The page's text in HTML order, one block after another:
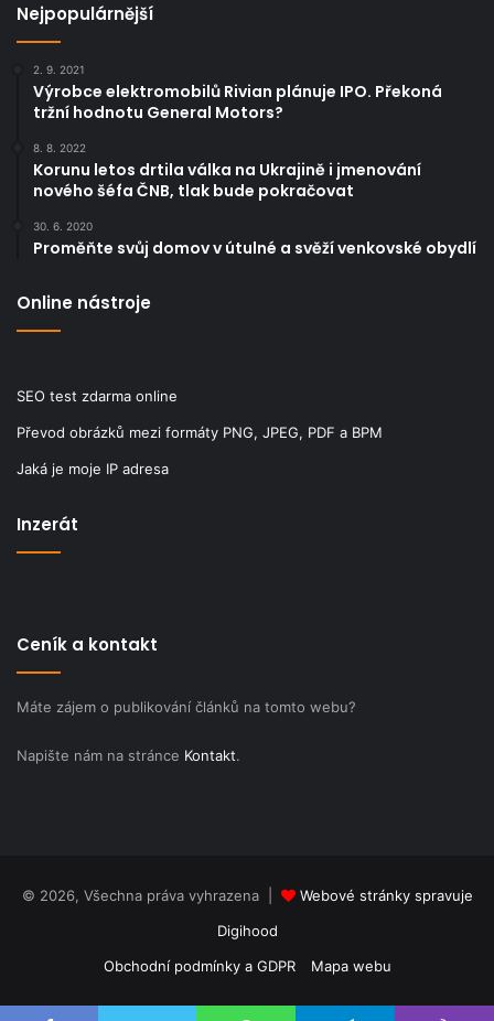
Nejpopulárnější
2. 9. 2021
Výrobce elektromobilů Rivian plánuje IPO. Překoná
tržní hodnotu General Motors?
8. 8. 2022
Korunu letos drtila válka na Ukrajině i jmenování
nového šéfa ČNB, tlak bude pokračovat
30. 6. 2020
Proměňte svůj domov v útulné a svěží venkovské obydlí
Online nástroje
SEO test zdarma online
Převod obrázků mezi formáty PNG, JPEG, PDF a BPM
Jaká je moje IP adresa
Inzerát
Ceník a kontakt
Máte zájem o publikování článků na tomto webu?
Napište nám na stránce Kontakt.
© 2026, Všechna práva vyhrazena |
Webové stránky spravuje
Digihood
Obchodní podmínky a GDPR
Mapa webu